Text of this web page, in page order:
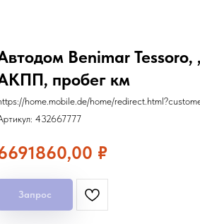
Benimar Tessoro, ,
пробег км
home.mobile.de/home/
432667777
₽
Запрос